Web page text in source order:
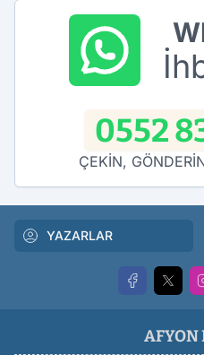
0552
ÇEKİN,
YAZARLAR
AFYON